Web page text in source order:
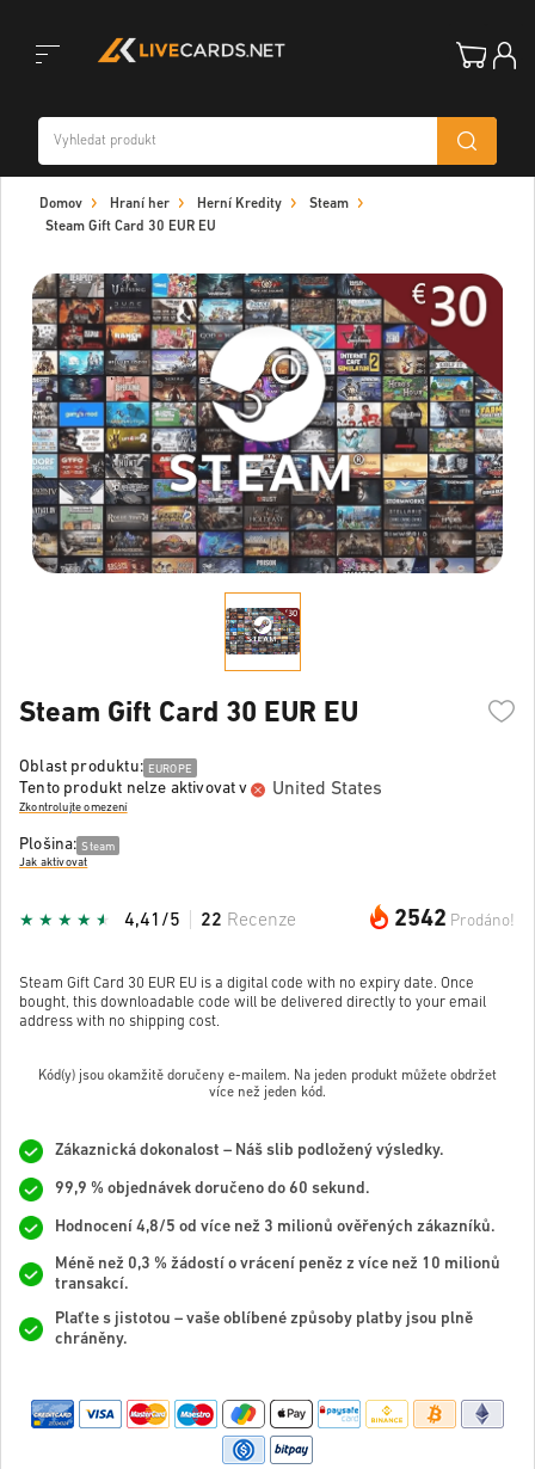
navigation
Domov Hraní her Herní Kredity
Steam
Steam Gift Card 30 EUR EU
Steam Gift Card 30 EUR EU
Oblast produktu: EUROPE
Tento produkt nelze aktivovat v United States
Zkontrolujte omezení
Plošina: Steam
Jak aktivovat
2542 Prodáno!
4,41/5 22 Recenze
Steam Gift Card 30 EUR EU is a digital code with no expiry date. Once
bought, this downloadable code will be delivered directly to your email
address with no shipping cost.
Kód(y) jsou okamžitě doručeny e-mailem. Na jeden produkt můžete obdržet
více než jeden kód.
Zákaznická dokonalost – Náš slib podložený výsledky.
99,9 % objednávek doručeno do 60 sekund.
Hodnocení 4,8/5 od více než 3 milionů ověřených zákazníků.
Méně než 0,3 % žádostí o vrácení peněz z více než 10 milionů
transakcí.
Plaťte s jistotou – vaše oblíbené způsoby platby jsou plně
chráněny.